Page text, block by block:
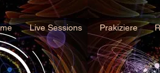
Live Sessions Prakiziere